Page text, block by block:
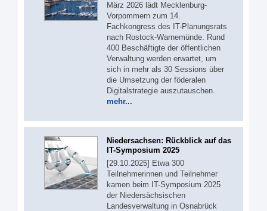
März 2026 lädt Mecklenburg-
Vorpommern zum 14.
Fachkongress des IT-Planungsrats
nach Rostock-Warnemünde. Rund
400 Beschäftigte der öffentlichen
Verwaltung werden erwartet, um
sich in mehr als 30 Sessions über
die Umsetzung der föderalen
Digitalstrategie auszutauschen.
mehr...
Niedersachsen: Rückblick auf das
IT-Symposium 2025
[29.10.2025] Etwa 300
Teilnehmerinnen und Teilnehmer
kamen beim IT-Symposium 2025
der Niedersächsischen
Landesverwaltung in Osnabrück